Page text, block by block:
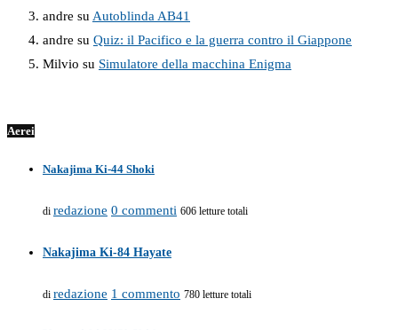
andre su Autoblinda AB41
andre su Quiz: il Pacifico e la guerra contro il Giappone
Milvio su Simulatore della macchina Enigma
Aerei
Nakajima Ki-44 Shoki
di redazione 0 commenti 606 letture totali
Nakajima Ki-84 Hayate
di redazione 1 commento 780 letture totali